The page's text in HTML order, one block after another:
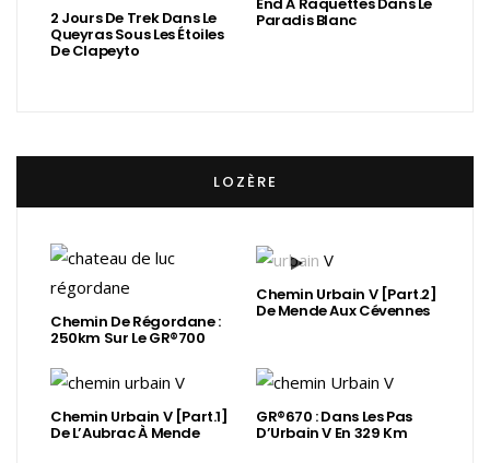
2 Jours De Trek Dans Le
Queyras Sous Les Étoiles
De Clapeyto
Paradis Blanc
LOZÈRE
Chemin De Régordane :
250km Sur Le GR®700
Chemin Urbain V [Part.2]
De Mende Aux Cévennes
Chemin Urbain V [Part.1]
De L’Aubrac À Mende
GR®670 : Dans Les Pas
D’Urbain V En 329 Km